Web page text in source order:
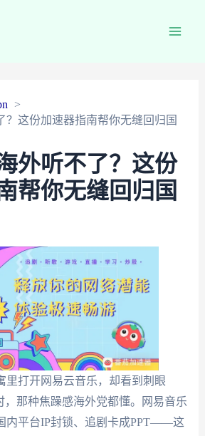
？这份加速器指南帮你无缝回归国
外听不了？这份
帮你无缝回归国
里打开网易云音乐，却看到刺眼
那种焦躁感海外党都懂。网易音乐
内平台IP封锁、追剧卡成PPT——这